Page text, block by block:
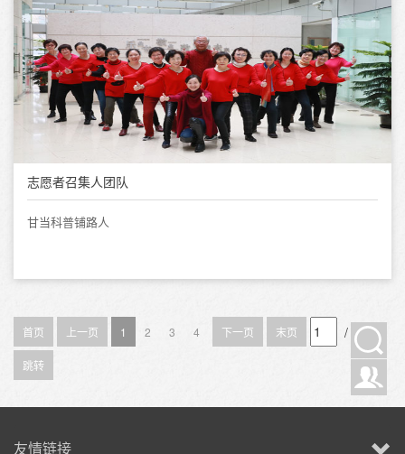
志愿者召集人团队
甘当科普铺路人
首页 上一页 1 2 3 4 下一页 末页 / 4
跳转
友情链接